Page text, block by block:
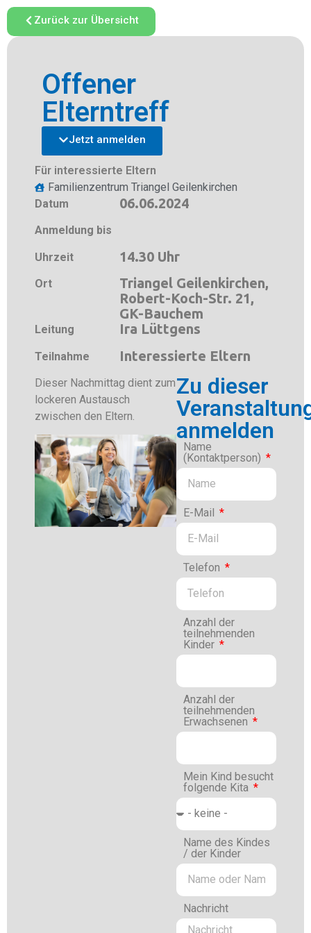
Zurück zur Übersicht
Offener
Elterntreff
Jetzt anmelden
Für interessierte Eltern
Familienzentrum Triangel Geilenkirchen
Datum
06.06.2024
Anmeldung bis
Uhrzeit 14.30 Uhr
Ort
Triangel Geilenkirchen,
Robert-Koch-Str. 21,
GK-Bauchem
Leitung Ira Lüttgens
Teilnahme Interessierte Eltern
Dieser Nachmittag dient zum
lockeren Austausch
zwischen den Eltern.
Zu dieser
anmelden
Name
(Kontaktperson)
E-Mail
Telefon
Anzahl der
teilnehmenden
Kinder
Anzahl der
teilnehmenden
Erwachsenen
Mein Kind besucht
folgende Kita
Name des Kindes
/ der Kinder
Nachricht